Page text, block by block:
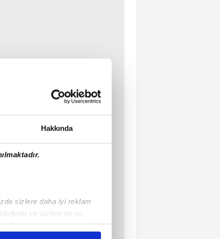
Hakkında
sizlere daha iyi reklam
ve sizlere en iyi
karşılamak